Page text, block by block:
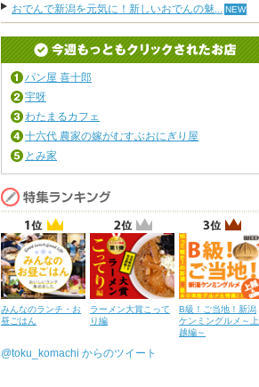
おでんで新潟を元気に！新しいおでんの魅...
パン屋 喜十郎
宇呀
わたまるカフェ
十六代 農家の嫁がむすぶおにぎり屋
とみ家
みんなのランチ・お
昼ごはん
ラーメン大賞こって
り編
B級！ご当地！新潟
ケンミングルメ～上
越編～
@toku_komachi からのツイート